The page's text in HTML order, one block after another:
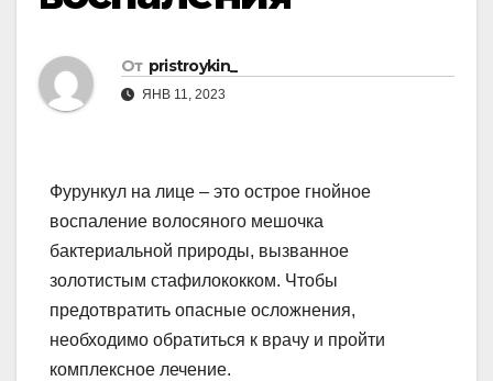
От pristroykin_
ЯНВ 11, 2023
Фурункул на лице – это острое гнойное
воспаление волосяного мешочка
бактериальной природы, вызванное
золотистым стафилококком. Чтобы
предотвратить опасные осложнения,
необходимо обратиться к врачу и пройти
комплексное лечение.